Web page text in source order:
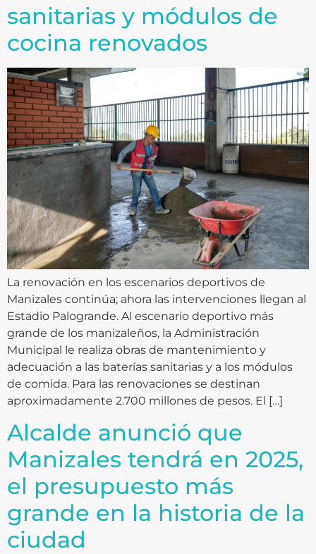
sanitarias y módulos de
cocina renovados
La renovación en los escenarios deportivos de
Manizales continúa; ahora las intervenciones llegan al
Estadio Palogrande. Al escenario deportivo más
grande de los manizaleños, la Administración
Municipal le realiza obras de mantenimiento y
adecuación a las baterías sanitarias y a los módulos
de comida. Para las renovaciones se destinan
aproximadamente 2.700 millones de pesos. El […]
Alcalde anunció que
Manizales tendrá en 2025,
el presupuesto más
grande en la historia de la
ciudad